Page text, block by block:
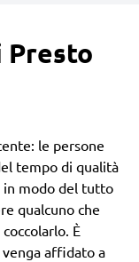
Presto
le persone
tempo di qualità
in modo del tutto
qualcuno che
È
affidato a